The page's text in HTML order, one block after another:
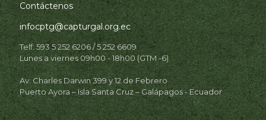
Contáctenos
infocptg@capturgal.org.ec
Telf: 593 5 252 6206 / 5 252 6609
Lunes a viernes 09h00 - 18h00 (GTM -6)
Av. Charles Darwin 399 y 12 de Febrero
Puerto Ayora – Isla Santa Cruz – Galápagos - Ecuador